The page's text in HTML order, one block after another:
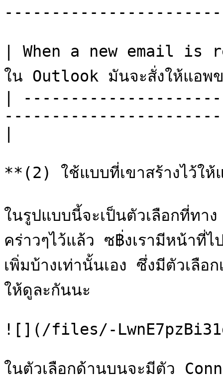
| When a new email is
ใน Outlook มันจะสั่งให้แอพ
|
**(2) ใช้แบบที่เขาสร้างไว้ให้
ในรูปแบบนี้จะเป็นตัวเลือกที่ท
คร่าวๆไว้แล้ว ซ฿่งเรามีหน้าที่ไ
เพิ่มบ้างเท่านั้นเอง ซึ่งมีตัวเลือ
ให้ดูละกันนะ
![](/files/-
ในตัวเลือกด้านบนจะมีตัว